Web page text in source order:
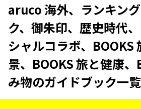
aruco 海外、ランキン
ク、御朱印、歴史時代
シャルコラボ、BOOKS
景、BOOKS 旅と健康
み物のガイドブック一覧